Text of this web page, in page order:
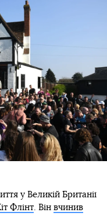
у Великій Британії
Флінт . Він вчинив